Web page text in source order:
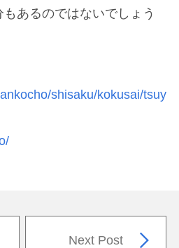
あるのではないでしょう
shisaku/kokusai/tsuy
Next Post